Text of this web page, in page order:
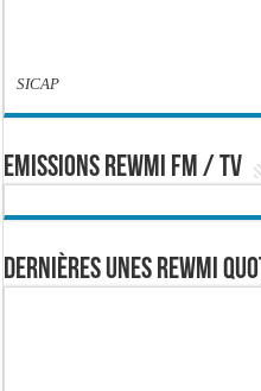
SICAP
EMISSIONS REWMI FM / TV
Dernières Unes Rewmi